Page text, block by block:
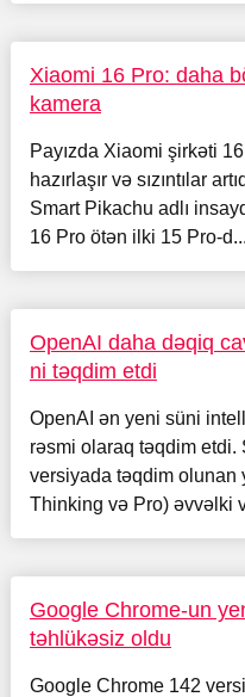
Xiaomi 16 Pro: daha
kamera
Payızda Xiaomi şirkəti
hazırlaşır və sızıntılar
Smart Pikachu adlı
16 Pro ötən ilki 15 Pro-d...
OpenAI daha dəqiq
ni təqdim etdi
OpenAI ən yeni süni
rəsmi olaraq təqdim
versiyada təqdim olunan
Thinking və Pro) əvvəlki
Google Chrome-un
təhlükəsiz oldu
Google Chrome 142